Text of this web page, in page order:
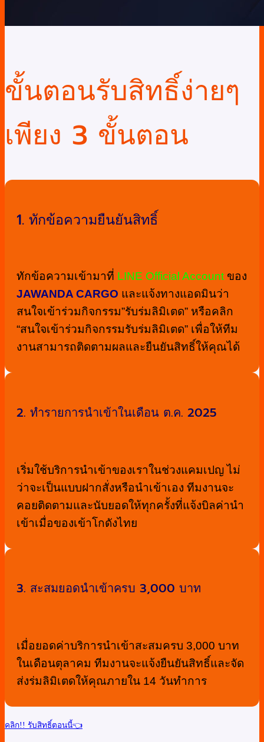
ขั้นตอนรับสิทธิ์ง่ายๆ
เพียง 3 ขั้นตอน
1. ทักข้อความยืนยันสิทธิ์
ทักข้อความเข้ามาที่ LINE Official Account ของ
JAWANDA CARGO และแจ้งทางแอดมินว่า
สนใจเข้าร่วมกิจกรรม”รับร่มลิมิเตด” หรือคลิก
“สนใจเข้าร่วมกิจกรรมรับร่มลิมิเตด” เพื่อให้ทีม
งานสามารถติดตามผลและยืนยันสิทธิ์ให้คุณได้
2. ทำรายการนำเข้าในเดือน ต.ค. 2025
เริ่มใช้บริการนำเข้าของเราในช่วงแคมเปญ ไม่
ว่าจะเป็นแบบฝากสั่งหรือนำเข้าเอง ทีมงานจะ
คอยติดตามและนับยอดให้ทุกครั้งที่แจ้งบิลค่านำ
เข้าเมื่อของเข้าโกดังไทย
3. สะสมยอดนำเข้าครบ 3,000 บาท
เมื่อยอดค่าบริการนำเข้าสะสมครบ 3,000 บาท
ในเดือนตุลาคม ทีมงานจะแจ้งยืนยันสิทธิ์และจัด
ส่งร่มลิมิเตดให้คุณภายใน 14 วันทำการ
คลิก!! รับสิทธิ์ตอนนี้👈